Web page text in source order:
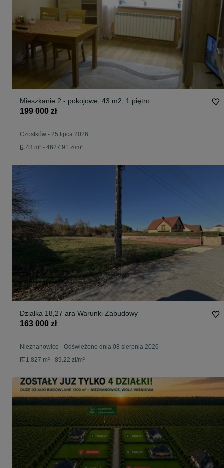
Mieszkanie 2 - pokojowe, 43 m2, 1 piętro
199 000 zł
Czostków - 25 lipca 2026
43 m² - 4627.91 zł/m²
Dzialka 18,27 ara Warunki Zabudowy
163 000 zł
Nieznanowice - Odświeżono dnia 08 sierpnia 2026
1 827 m² - 89.22 zł/m²